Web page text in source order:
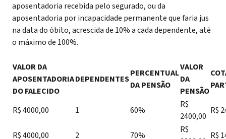
aposentadoria recebida pelo segurado, ou da
aposentadoria por incapacidade permanente que faria jus
na data do óbito, acrescida de 10% a cada dependente, até
o máximo de 100%.
VALOR DA
APOSENTADORIA
DO FALECIDO
DEPENDENTES
PERCENTUAL
DA PENSÃO
VALOR
DA
PENSÃO
R$ 4000,00 1 60%
R$
2400,00
R$
R$ 4000,00 2 70%
R$
R$